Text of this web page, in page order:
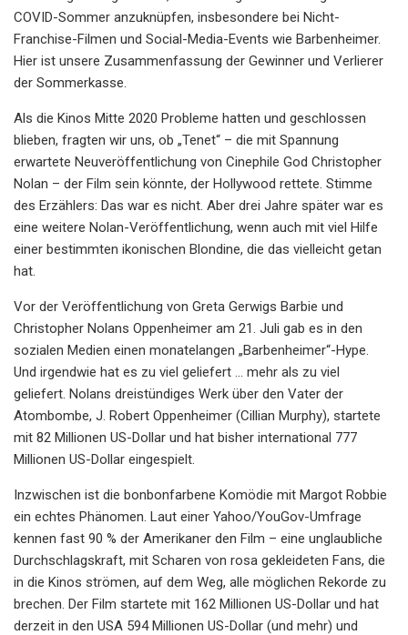
COVID-Sommer anzuknüpfen, insbesondere bei Nicht-
Franchise-Filmen und Social-Media-Events wie Barbenheimer.
Hier ist unsere Zusammenfassung der Gewinner und Verlierer
der Sommerkasse.
Als die Kinos Mitte 2020 Probleme hatten und geschlossen
blieben, fragten wir uns, ob „Tenet“ – die mit Spannung
erwartete Neuveröffentlichung von Cinephile God Christopher
Nolan – der Film sein könnte, der Hollywood rettete. Stimme
des Erzählers: Das war es nicht. Aber drei Jahre später war es
eine weitere Nolan-Veröffentlichung, wenn auch mit viel Hilfe
einer bestimmten ikonischen Blondine, die das vielleicht getan
hat.
Vor der Veröffentlichung von Greta Gerwigs Barbie und
Christopher Nolans Oppenheimer am 21. Juli gab es in den
sozialen Medien einen monatelangen „Barbenheimer“-Hype.
Und irgendwie hat es zu viel geliefert ... mehr als zu viel
geliefert. Nolans dreistündiges Werk über den Vater der
Atombombe, J. Robert Oppenheimer (Cillian Murphy), startete
mit 82 Millionen US-Dollar und hat bisher international 777
Millionen US-Dollar eingespielt.
Inzwischen ist die bonbonfarbene Komödie mit Margot Robbie
ein echtes Phänomen. Laut einer Yahoo/YouGov-Umfrage
kennen fast 90 % der Amerikaner den Film – eine unglaubliche
Durchschlagskraft, mit Scharen von rosa gekleideten Fans, die
in die Kinos strömen, auf dem Weg, alle möglichen Rekorde zu
brechen. Der Film startete mit 162 Millionen US-Dollar und hat
derzeit in den USA 594 Millionen US-Dollar (und mehr) und